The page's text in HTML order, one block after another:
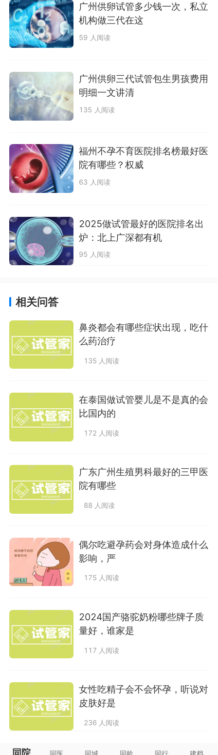
广州供卵试管多少钱一次，私立
机构做三代在这
59 人阅读
广州供卵三代试管包生男孩费用
明细一文讲清
135 人阅读
福州不孕不育医院排名榜最好医
院有哪些？权威
63 人阅读
2025做试管最好的医院排名出
炉：北上广深都有机
95 人阅读
相关问答
鼻炎都会有哪些症状出现，吃什
么药治疗
135 人阅读
在泰国做试管婴儿是不是真的会
比国内的
172 人阅读
广东广州生殖男科最好的三甲医
院有哪些
88 人阅读
偶尔吃避孕药会对身体造成什么
影响，严
175 人阅读
2024国产骆驼奶粉哪些牌子质
量好，谁家是
117 人阅读
女性吃精子会不会怀孕，听说对
皮肤好是
236 人阅读
同院 同医 同城 同龄 同行 建档